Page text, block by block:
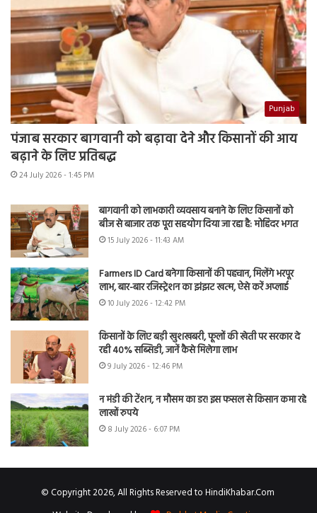
Punjab
पंजाब सरकार बागवानी को बढ़ावा देने और किसानों की आय
बढ़ाने के लिए प्रतिबद्ध
24 July 2026 - 1:45 PM
बागवानी को लाभकारी व्यवसाय बनाने के लिए किसानों को
बीज से बाजार तक पूरा सहयोग दिया जा रहा है: मोहिंदर भगत
15 July 2026 - 11:43 AM
Farmers ID Card बनेगा किसानों की पहचान, मिलेंगे भरपूर
लाभ, बार-बार रजिस्ट्रेशन का झंझट खत्म, ऐसे करें अप्लाई
10 July 2026 - 12:42 PM
किसानों के लिए बड़ी खुशखबरी, फूलों की खेती पर सरकार दे
रही 40% सब्सिडी, जानें कैसे मिलेगा लाभ
9 July 2026 - 12:46 PM
न मंडी की टेंशन, न मौसम का डर! इस फसल से किसान कमा रहे
लाखों रुपये
8 July 2026 - 6:07 PM
© Copyright 2026, All Rights Reserved to HindiKhabar.Com